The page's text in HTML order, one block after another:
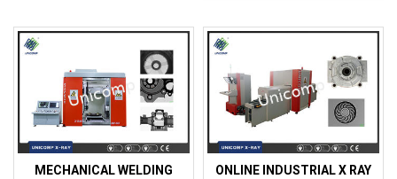
MECHANICAL WELDING
ONLINE INDUSTRIAL X RAY